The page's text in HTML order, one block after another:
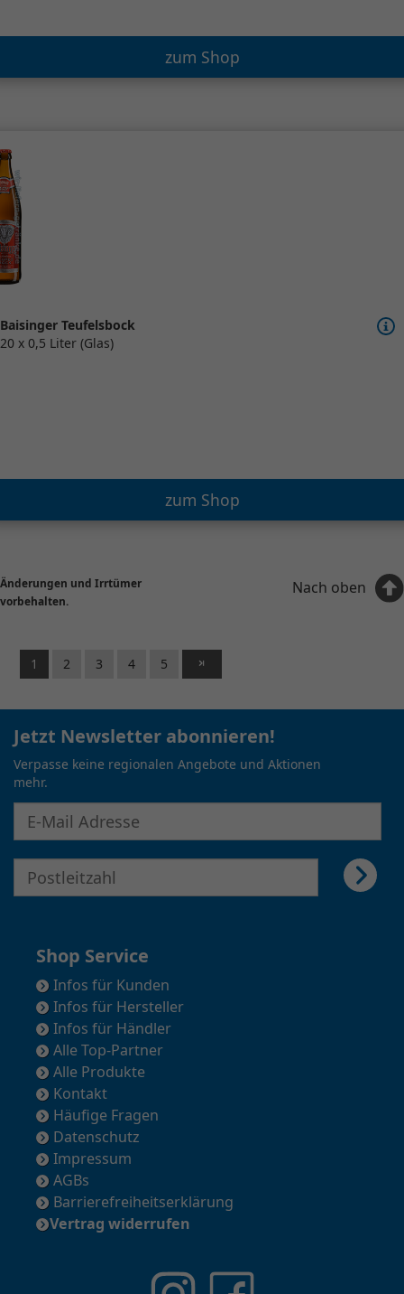
zum Shop
Baisinger Teufelsbock
20 x 0,5 Liter (Glas)
zum Shop
Änderungen und Irrtümer
vorbehalten.
Nach oben
1 2 3 4 5
Jetzt Newsletter abonnieren!
Verpasse keine regionalen Angebote und Aktionen
mehr.
Shop Service
Infos für Kunden
Infos für Hersteller
Infos für Händler
Alle Top-Partner
Alle Produkte
Kontakt
Häufige Fragen
Datenschutz
Impressum
AGBs
Barrierefreiheitserklärung
Vertrag widerrufen